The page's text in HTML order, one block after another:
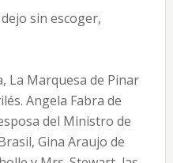
sin escoger,
La Marquesa de Pinar
Angela Fabra de
del Ministro de
Gina Araujo de